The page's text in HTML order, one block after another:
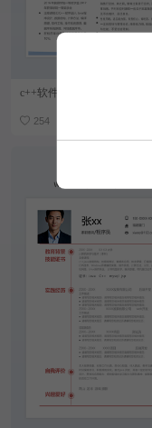
c++软件开发工程师简历模板
254